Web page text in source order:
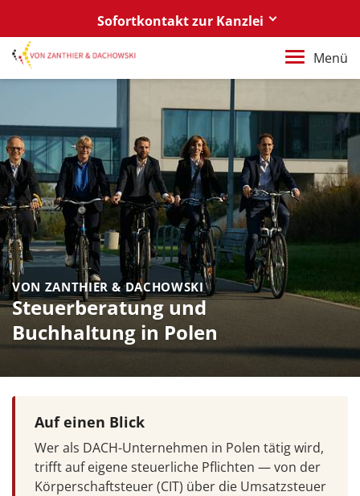
Sofortkontakt zur Kanzlei
Berlin
+49 30 88 03 59 0
+48 61 85 82 55 0
Berlin
berlin@vonzanthier.com
Poznań / Warszawa
poznan@vonzanthier.com
Menü
VON ZANTHIER & DACHOWSKI
Steuerberatung und
Buchhaltung in Polen
Auf einen Blick
Wer als DACH-Unternehmen in Polen tätig wird,
trifft auf eigene steuerliche Pflichten — von der
Körperschaftsteuer (CIT) über die Umsatzsteuer